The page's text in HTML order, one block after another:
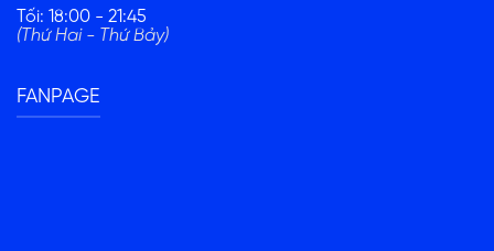
Tối: 18:00 - 21:45
(Thứ Hai - Thứ Bảy)
FANPAGE